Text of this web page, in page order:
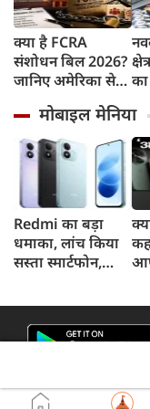
क्या है FCRA
संशोधन बिल 2026?
जानिए अमेरिका से
क्यों हैं चिंतित
का
मोबाइल मेनिया
Redmi का बड़ा
धमाका, लांच किया
सस्ता स्मार्टफोन,